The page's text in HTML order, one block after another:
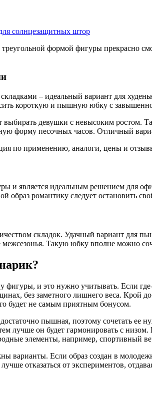
солнцезащитных штор
формой фигуры прекрасно
– идеальный вариант для
короткую и пышную юбку с
девушки с невысоким ростом.
форму песочных часов. Отличный
по применению, аналоги, цены и
и является идеальным решением для
образ романтику следует остановить
складок. Удачный вариант для
Такую юбку вполне можно
фигуры, и это нужно учитывать. Если
без заметного лишнего веса. Крой
будет не самым приятным бонусом.
пышная, поэтому сочетать ее
лучше он будет гармонировать с низом.
элементы, например, спортивный
варианты. Если образ создан в
отказаться от экспериментов,